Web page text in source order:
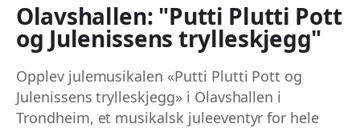
Olavshallen: "Putti Plutti Pott
og Julenissens trylleskjegg"
Opplev julemusikalen «Putti Plutti Pott og
Julenissens trylleskjegg» i Olavshallen i
Trondheim, et musikalsk juleeventyr for hele